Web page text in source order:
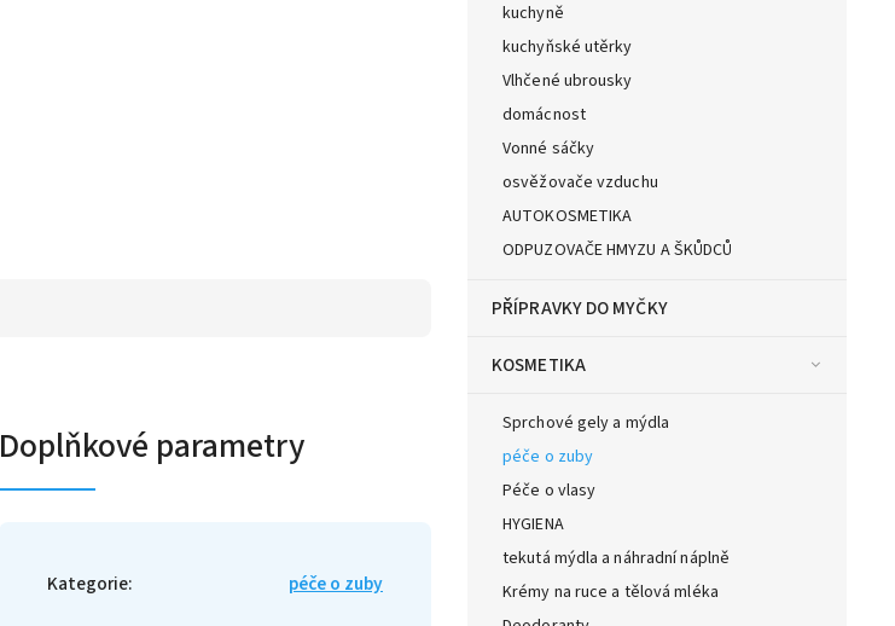
kuchyně
kuchyňské utěrky
Vlhčené ubrousky
domácnost
Vonné sáčky
osvěžovače vzduchu
AUTOKOSMETIKA
ODPUZOVAČE HMYZU A ŠKŮDCŮ
PŘÍPRAVKY DO MYČKY
KOSMETIKA
Sprchové gely a mýdla
péče o zuby
Péče o vlasy
HYGIENA
tekutá mýdla a náhradní náplně
Krémy na ruce a tělová mléka
Doplňkové parametry
Kategorie: péče o zuby